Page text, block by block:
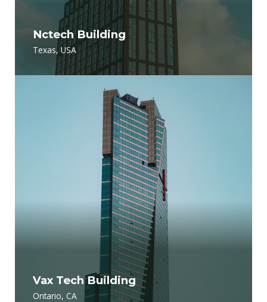
Nctech Building
Texas, USA
Vax Tech Building
Ontario, CA